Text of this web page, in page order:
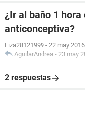
¿Ir al baño 1
anticonceptiva?
Liza28121999 - 22 may
AguilarAndrea - 23 may
2 respuestas